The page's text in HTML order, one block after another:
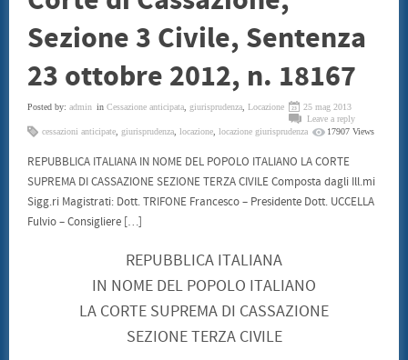
SENTENZE
BENI CULTURALI
ARTISTI
TRADIZIONI GASTRONOMICHE
STAMPE LITOGRAFIE E SERIGRAFIE
TERMOIDRAULICA
FINANZIAMENTI
EVENTI
Sezione 3 Civile, Sentenza
23 ottobre 2012, n. 18167
Posted by: admin in Cessazione anticipata giurisprudenza Locazione
25 mag 2013
Leave a reply
cessazioni anticipate giurisprudenza locazione locazione giurisprudenza 17907 Views
REPUBBLICA ITALIANA IN NOME DEL POPOLO ITALIANO LA CORTE
SUPREMA DI CASSAZIONE SEZIONE TERZA CIVILE Composta dagli Ill.mi
Sigg.ri Magistrati: Dott. TRIFONE Francesco – Presidente Dott. UCCELLA
Fulvio – Consigliere […]
REPUBBLICA ITALIANA
IN NOME DEL POPOLO ITALIANO
LA CORTE SUPREMA DI CASSAZIONE
SEZIONE TERZA CIVILE